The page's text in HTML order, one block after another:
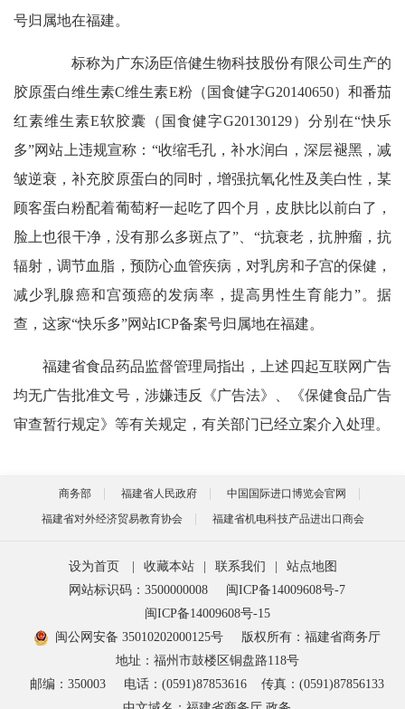
号归属地在福建。
标称为广东汤臣倍健生物科技股份有限公司生产的
胶原蛋白维生素C维生素E粉（国食健字G20140650）和番茄
红素维生素E软胶囊（国食健字G20130129）分别在“快乐
多”网站上违规宣称：“收缩毛孔，补水润白，深层褪黑，减
皱逆衰，补充胶原蛋白的同时，增强抗氧化性及美白性，某
顾客蛋白粉配着葡萄籽一起吃了四个月，皮肤比以前白了，
脸上也很干净，没有那么多斑点了”、“抗衰老，抗肿瘤，抗
辐射，调节血脂，预防心血管疾病，对乳房和子宫的保健，
减少乳腺癌和宫颈癌的发病率，提高男性生育能力”。据
查，这家“快乐多”网站ICP备案号归属地在福建。
福建省食品药品监督管理局指出，上述四起互联网广告
均无广告批准文号，涉嫌违反《广告法》、《保健食品广告
审查暂行规定》等有关规定，有关部门已经立案介入处理。
商务部 福建省人民政府
中国国际进口博览会官网
福建省对外经济贸易教育协会
福建省机电科技产品进出口商会
设为首页 收藏本站 联系我们
站点地图
网站标识码：3500000008
闽ICP备14009608号-7
闽ICP备14009608号-15
闽公网安备 35010202000125号
版权所有：福建省商务厅
地址：福州市鼓楼区铜盘路118号
邮编：350003
电话：(0591)87853616
传真：(0591)87856133